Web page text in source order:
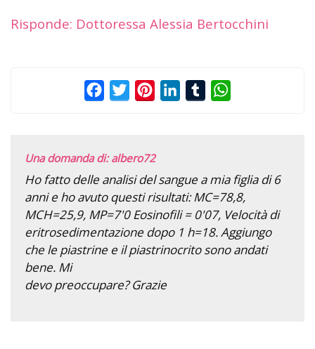
Risponde: Dottoressa Alessia Bertocchini
FacebookTwitterPinterestLinkedInTumblr
Una domanda di: albero72
Ho fatto delle analisi del sangue a mia figlia di 6
anni e ho avuto questi risultati: MC=78,8,
MCH=25,9, MP=7'0 Eosinofili = 0'07, Velocità di
eritrosedimentazione dopo 1 h=18. Aggiungo
che le piastrine e il piastrinocrito sono andati
bene. Mi
devo preoccupare? Grazie